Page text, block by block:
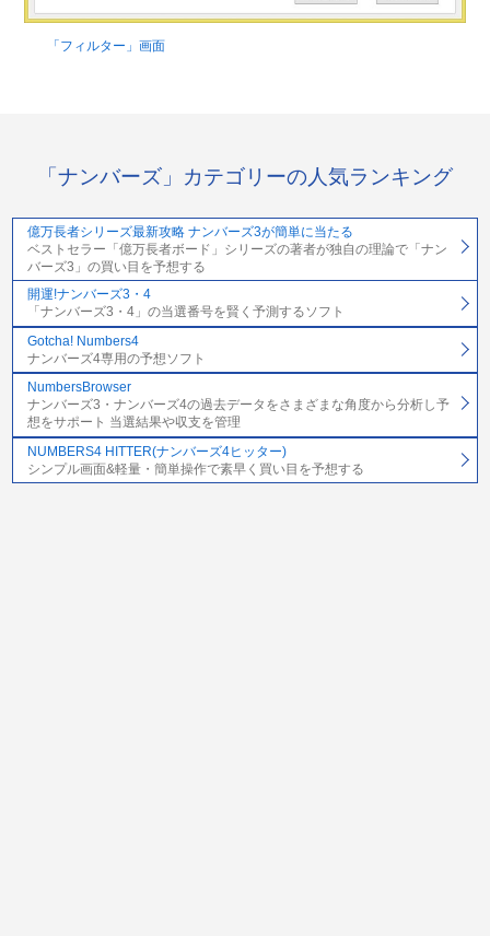
「フィルター」画面
「ナンバーズ」カテゴリーの人気ランキング
億万長者シリーズ最新攻略 ナンバーズ3が簡単に当たる
ベストセラー「億万長者ボード」シリーズの著者が独自の理論で「ナン
バーズ3」の買い目を予想する
開運!ナンバーズ3・4
「ナンバーズ3・4」の当選番号を賢く予測するソフト
Gotcha! Numbers4
ナンバーズ4専用の予想ソフト
NumbersBrowser
ナンバーズ3・ナンバーズ4の過去データをさまざまな角度から分析し予
想をサポート 当選結果や収支を管理
NUMBERS4 HITTER(ナンバーズ4ヒッター)
シンプル画面&軽量・簡単操作で素早く買い目を予想する